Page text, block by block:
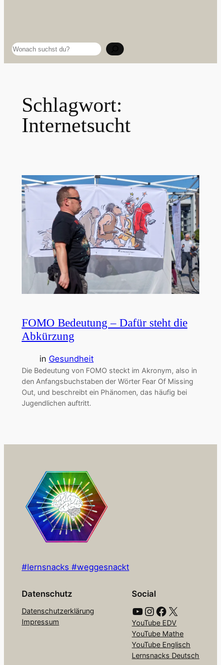
Suchen
Schlagwort:
Internetsucht
FOMO Bedeutung – Dafür steht die
Abkürzung
in Gesundheit
Die Bedeutung von FOMO steckt im Akronym, also in
den Anfangsbuchstaben der Wörter Fear Of Missing
Out, und beschreibt ein Phänomen, das häufig bei
Jugendlichen auftritt.
#lernsnacks #weggesnackt
Datenschutz
Datenschutzerklärung
Impressum
Social
YouTube Instagram Facebook X
YouTube EDV
YouTube Mathe
YouTube Englisch
Lernsnacks Deutsch